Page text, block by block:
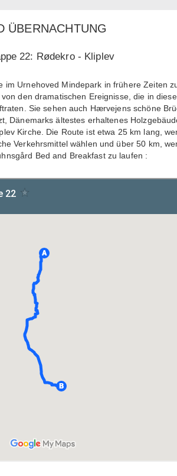
ÜBERNACHTUNG
22: Rødekro - Kliplev
im Urnehoved Mindepark in frühere Zeiten
den dramatischen Ereignisse, die in
Sie sehen auch Hærvejens schöne
Dänemarks ältestes erhaltenes
Kirche. Die Route ist etwa 25 km lang,
Verkehrsmittel wählen und über 50 km,
Bed and Breakfast zu laufen :